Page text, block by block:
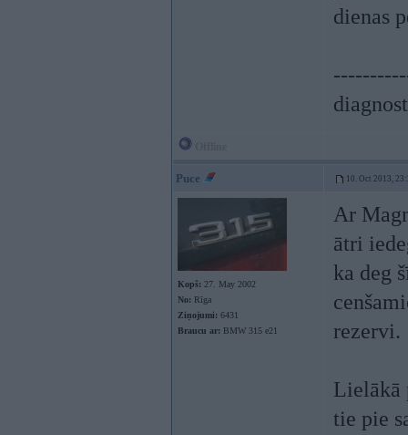
dienas
Puce 10. Oct 2013,
Kopš: 27. May 2002
No: Rīga
Ziņojumi: 6431
Braucu ar: BMW 315 e21
Ar
ātri
ka deg
rezervi.
Lielākā
tie pie